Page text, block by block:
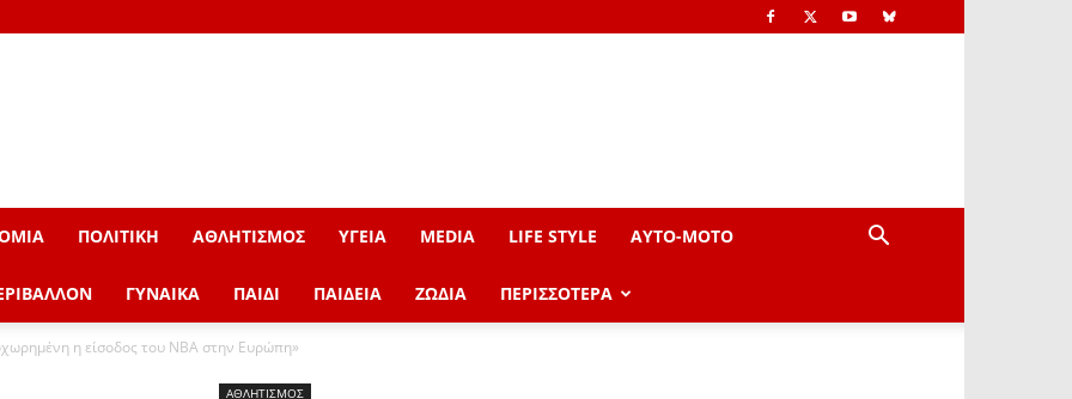
ΠΟΛΙΤΙΚΗ ΑΘΛΗΤΙΣΜΟΣ ΥΓΕΙΑ MEDIA LIFE STYLE AYTO-ΜOTO
ΓΥΝΑΙΚΑ ΠΑΙΔΙ ΠΑΙΔΕΙΑ ΖΩΔΙΑ ΠΕΡΙΣΣΟΤΕΡΑ
η είσοδος του NBA στην Ευρώπη»
ΑΘΛΗΤΙΣΜΟΣ